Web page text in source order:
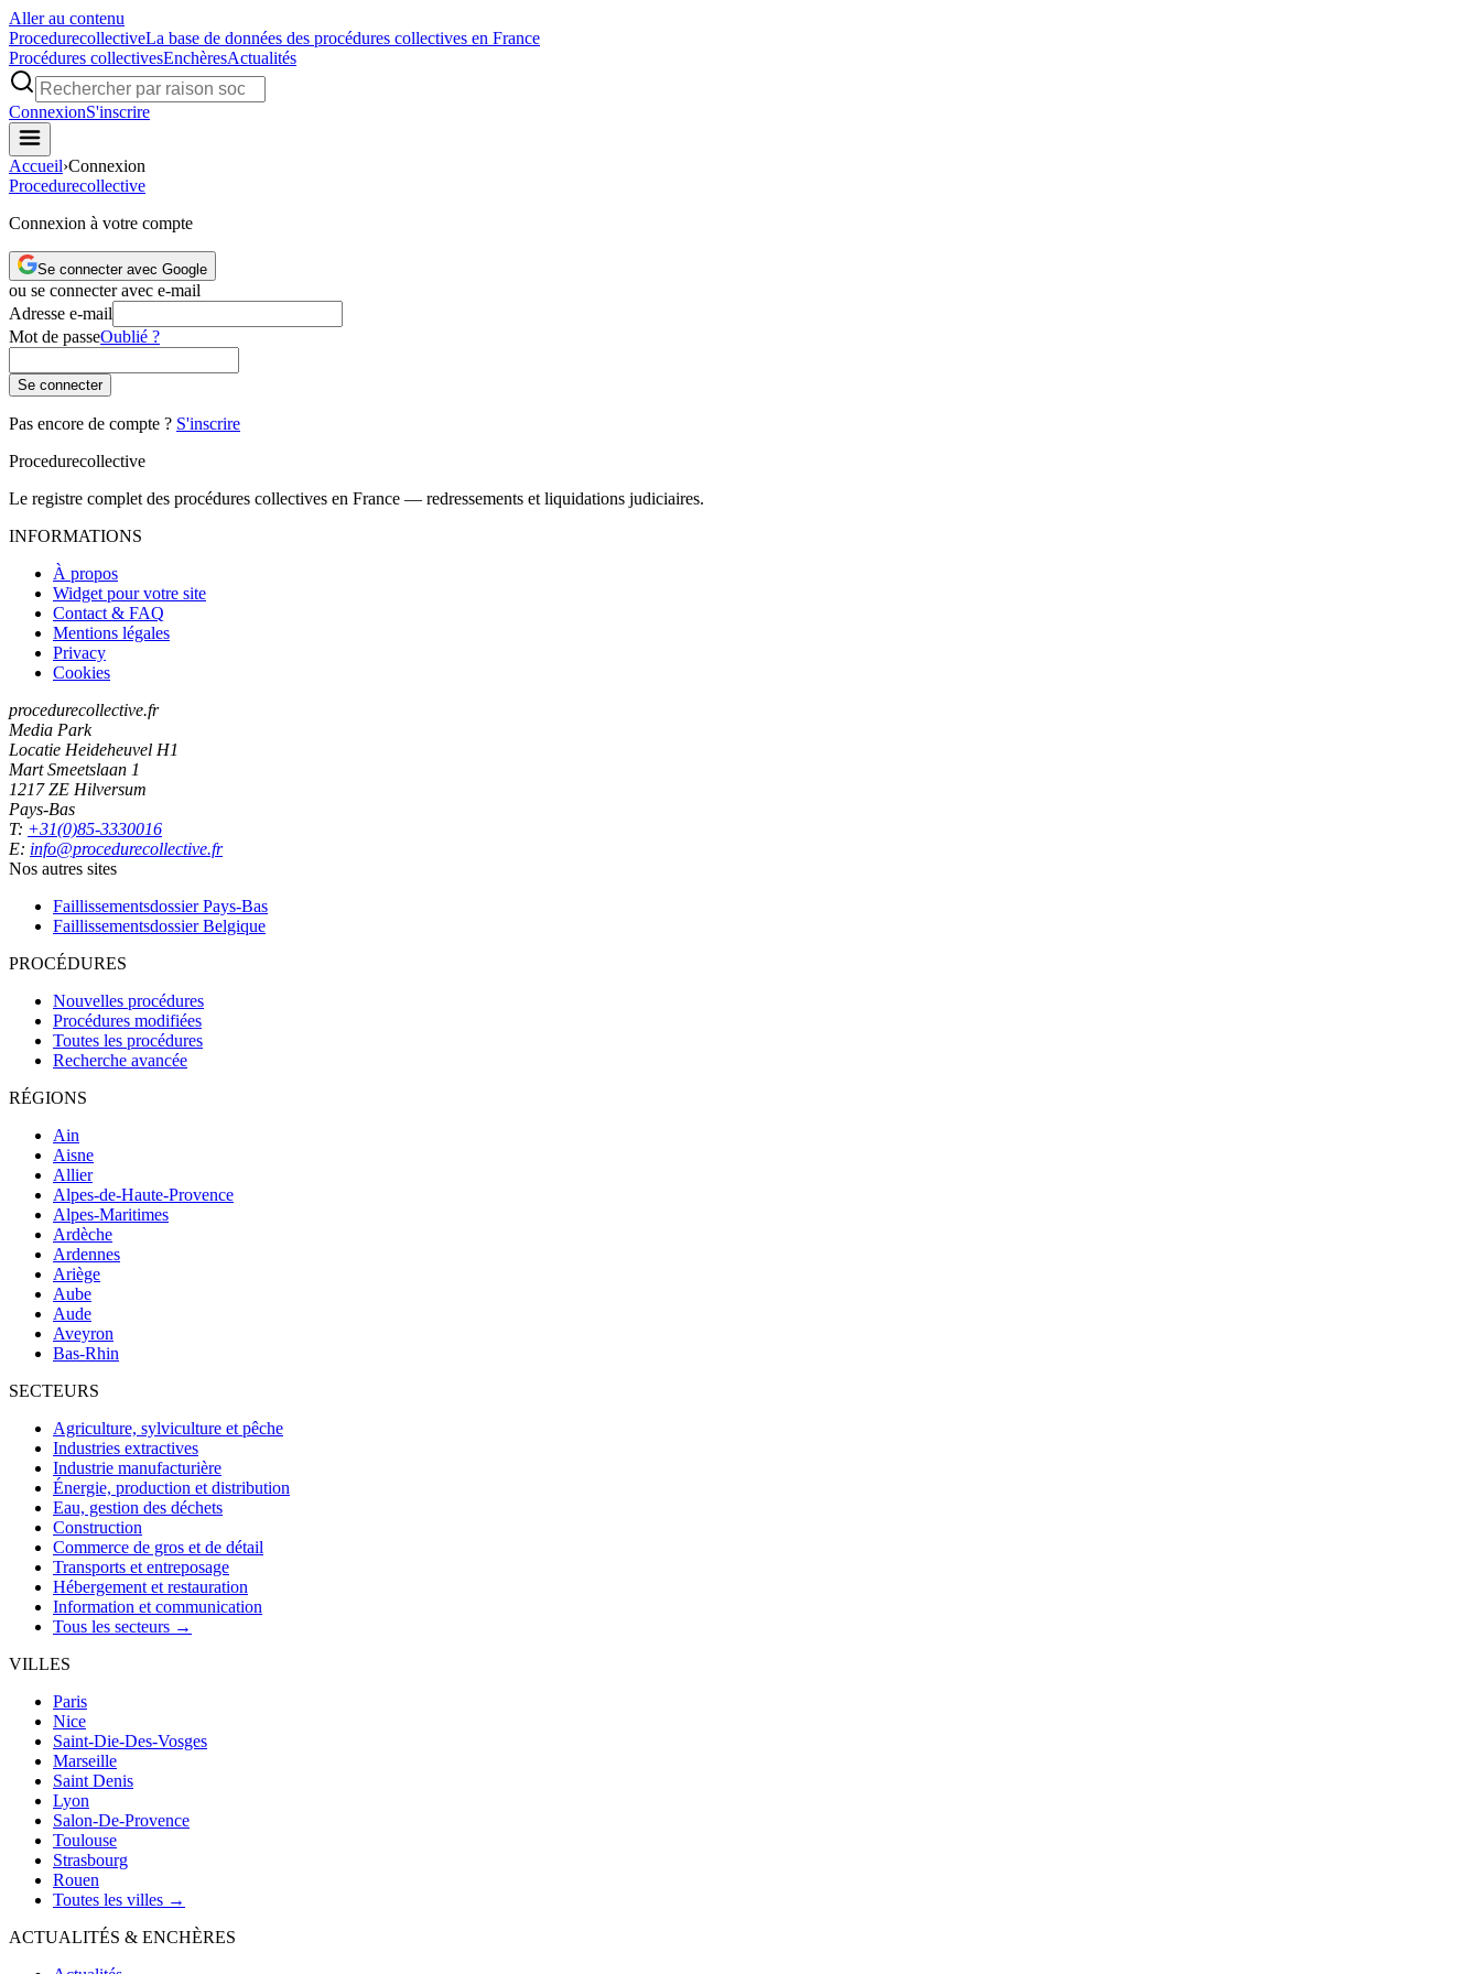
Aller au contenu
ProcedurecollectiveLa base de données des procédures collectives en France
Procédures collectivesEnchèresActualités
ConnexionS'inscrire
Accueil›Connexion
Procedurecollective
Connexion à votre compte
Se connecter avec Google
ou se connecter avec e-mail
Adresse e-mail
Mot de passeOublié ?
Se connecter
Pas encore de compte ? S'inscrire
Procedurecollective
Le registre complet des procédures collectives en France — redressements et liquidations judiciaires.
INFORMATIONS
À propos
Widget pour votre site
Contact & FAQ
Mentions légales
Privacy
Cookies
procedurecollective.fr
Media Park
Locatie Heideheuvel H1
Mart Smeetslaan 1
1217 ZE Hilversum
Pays-Bas
T: +31(0)85-3330016
E: info@procedurecollective.fr
Nos autres sites
Faillissementsdossier Pays-Bas
Faillissementsdossier Belgique
PROCÉDURES
Nouvelles procédures
Procédures modifiées
Toutes les procédures
Recherche avancée
RÉGIONS
Ain
Aisne
Allier
Alpes-de-Haute-Provence
Alpes-Maritimes
Ardèche
Ardennes
Ariège
Aube
Aude
Aveyron
Bas-Rhin
SECTEURS
Agriculture, sylviculture et pêche
Industries extractives
Industrie manufacturière
Énergie, production et distribution
Eau, gestion des déchets
Construction
Commerce de gros et de détail
Transports et entreposage
Hébergement et restauration
Information et communication
Tous les secteurs →
VILLES
Paris
Nice
Saint-Die-Des-Vosges
Marseille
Saint Denis
Lyon
Salon-De-Provence
Toulouse
Strasbourg
Rouen
Toutes les villes →
ACTUALITÉS & ENCHÈRES